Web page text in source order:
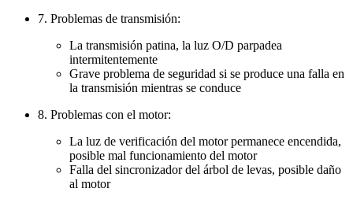
7. Problemas de transmisión:
La transmisión patina, la luz O/D parpadea
intermitentemente
Grave problema de seguridad si se produce una falla en
la transmisión mientras se conduce
8. Problemas con el motor:
La luz de verificación del motor permanece encendida,
posible mal funcionamiento del motor
Falla del sincronizador del árbol de levas, posible daño
al motor